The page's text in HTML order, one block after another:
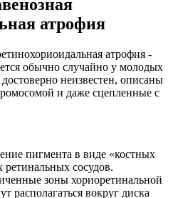
атрофия
атрофия -
обычно случайно у молодых
неизвестен, описаны
и даже сцепленные с
пигмента в виде «костных
сосудов.
зоны хориоретинальной
располагаться вокруг диска